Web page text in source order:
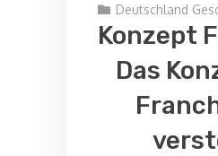
Deutschland
Konzept
Das